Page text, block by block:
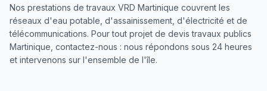
Nos prestations de travaux VRD Martinique couvrent les
réseaux d'eau potable, d'assainissement, d'électricité et de
télécommunications. Pour tout projet de devis travaux publics
Martinique, contactez-nous : nous répondons sous 24 heures
et intervenons sur l'ensemble de l'île.